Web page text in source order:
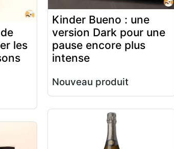
les
Kinder Bueno : une
version Dark pour une
pause encore plus
intense
Nouveau produit